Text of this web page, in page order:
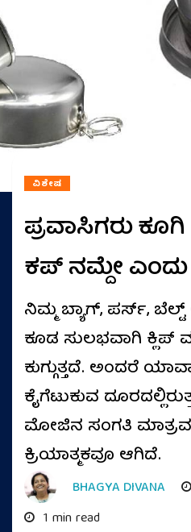
ವಿಶೇಷ
ಪ್ರವಾಸಿಗರು
ಕಪ್ ನಮ್ದೇ ಎಂದು
ನಿಮ್ಮ ಬ್ಯಾಗ್, ಪರ್ಸ್,
ಕೂಡ ಸುಲಭವಾಗಿ ಕ್ಲಿಪ್
ಕುಗ್ಗುತ್ತದೆ. ಅಂದರೆ
ಕೈಗೆಟುಕುವ
ಮೋಜಿನ ಸಂಗತಿ
ಕ್ರಿಯಾತ್ಮಕವೂ ಆಗಿದೆ.
BHAGYA DIVANA
1 min read